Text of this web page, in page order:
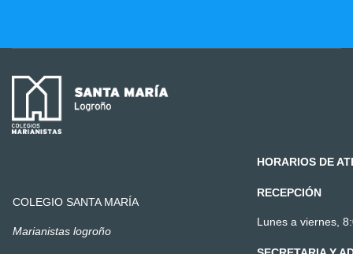
COLEGIO SANTA MARÍA
Marianistas logroño
HORARIOS DE
RECEPCIÓN
Lunes a viernes,